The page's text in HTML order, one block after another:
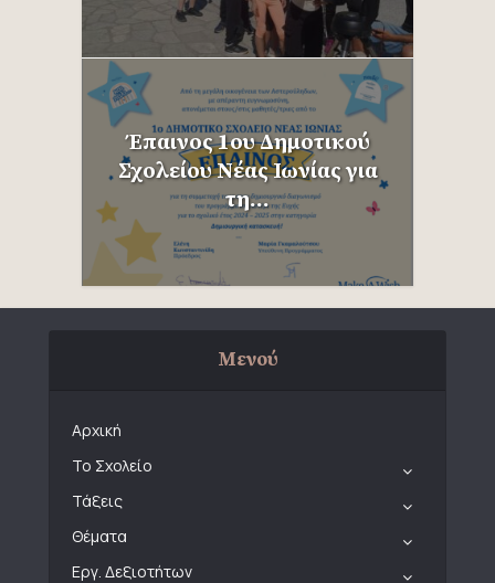
Έπαινος 1ου Δημοτικού
Σχολείου Νέας Ιωνίας για
τη...
Μενού
Αρχική
Το Σχολείο
Τάξεις
Θέματα
Εργ. Δεξιοτήτων